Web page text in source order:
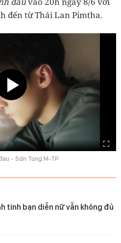
đến từ Thái Lan Pimtha.
- Sơn Tùng M-TP
tính bạn diễn nữ vẫn không đủ